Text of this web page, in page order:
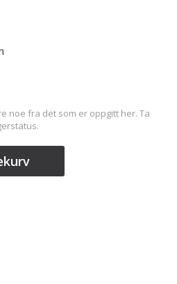
noe fra det som er oppgitt her. Ta